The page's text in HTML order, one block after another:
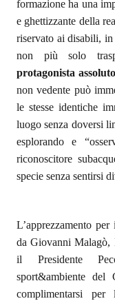
formazione ha una
e ghettizzante della
riservato ai disabili,
non più solo
protagonista
non vedente può
le stesse identiche
luogo senza doversi
esplorando e
riconoscitore
specie senza sentirsi
L’apprezzamento
da Giovanni Malagò,
il Presidente
sport&ambiente
complimentarsi